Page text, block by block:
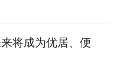
将成为优居、便